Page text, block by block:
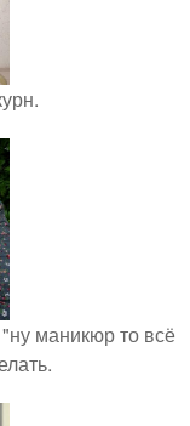
маникюр то всё